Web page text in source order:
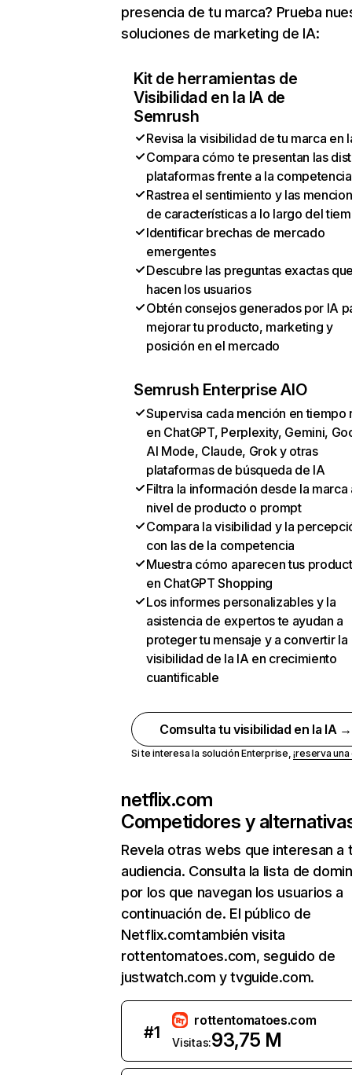
presencia de tu marca? Prueba
soluciones de marketing de IA:
Kit de herramientas de
Visibilidad en la IA de
Semrush
Revisa la visibilidad de tu marca en
Compara cómo te presentan las
plataformas frente a la competencia
Rastrea el sentimiento y las
de características a lo largo del
Identificar brechas de mercado
emergentes
Descubre las preguntas exactas
hacen los usuarios
Obtén consejos generados por IA
mejorar tu producto, marketing y
posición en el mercado
Semrush Enterprise AIO
Supervisa cada mención en tiempo
en ChatGPT, Perplexity, Gemini,
AI Mode, Claude, Grok y otras
plataformas de búsqueda de IA
Filtra la información desde la marca
nivel de producto o prompt
Compara la visibilidad y la
con las de la competencia
Muestra cómo aparecen tus
en ChatGPT Shopping
Los informes personalizables y la
asistencia de expertos te ayudan a
proteger tu mensaje y a convertir la
visibilidad de la IA en crecimiento
cuantificable
Comsulta tu visibilidad en la IA →
Si te interesa la solución Enterprise,¡reserva
netflix.com
Competidores y
Revela otras webs que interesan a
audiencia. Consulta la lista de
por los que navegan los usuarios a
continuación de. El público de
Netflix.comtambién visita
rottentomatoes.com, seguido de
justwatch.com y tvguide.com.
#1
rottentomatoes.com
Visitas:93,75 M